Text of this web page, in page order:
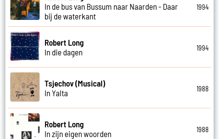
In de bus van Bussum naar Naarden - Daar
bij de waterkant
1994
Robert Long
In die dagen
1994
Tsjechov (Musical)
In Yalta
1988
Robert Long
In zijn eigen woorden
1988